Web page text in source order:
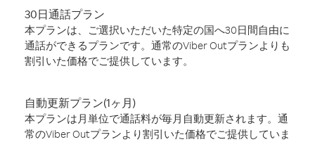
30日通話プラン
本プランは、ご選択いただいた特定の国へ30日間自由に
通話ができるプランです。通常のViber Outプランよりも
割引いた価格でご提供しています。
自動更新プラン(1ヶ月)
本プランは月単位で通話料が毎月自動更新されます。通
常のViber Outプランより割引いた価格でご提供していま